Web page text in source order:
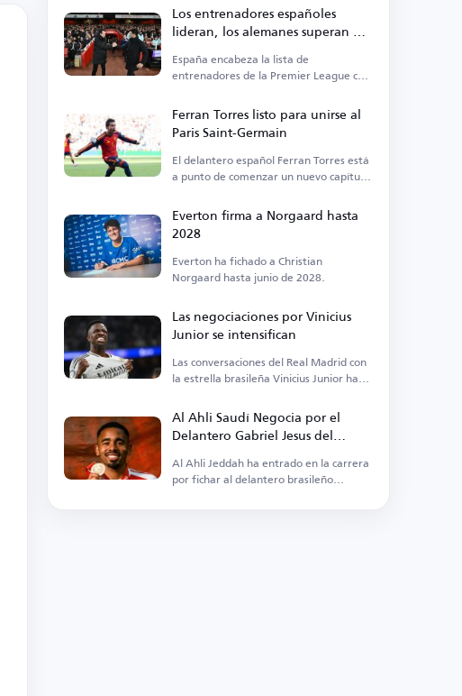
Los entrenadores españoles
lideran, los alemanes superan a
los ingleses en la Premier League
España encabeza la lista de
entrenadores de la Premier League con
Ferran Torres listo para unirse al
Paris Saint-Germain
El delantero español Ferran Torres está
a punto de comenzar un nuevo capítulo
Everton firma a Norgaard hasta
2028
Everton ha fichado a Christian
Norgaard hasta junio de 2028.
Las negociaciones por Vinicius
Junior se intensifican
Las conversaciones del Real Madrid con
la estrella brasileña Vinicius Junior han
Al Ahli Saudí Negocia por el
Delantero Gabriel Jesus del
Arsenal
Al Ahli Jeddah ha entrado en la carrera
por fichar al delantero brasileño